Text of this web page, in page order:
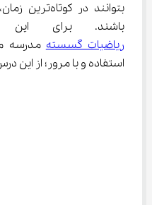
باشند. برای این منظور
ریاضیات گسسته مدرسه
استفاده و با مرور؛ از این درس نتیجه‌ی